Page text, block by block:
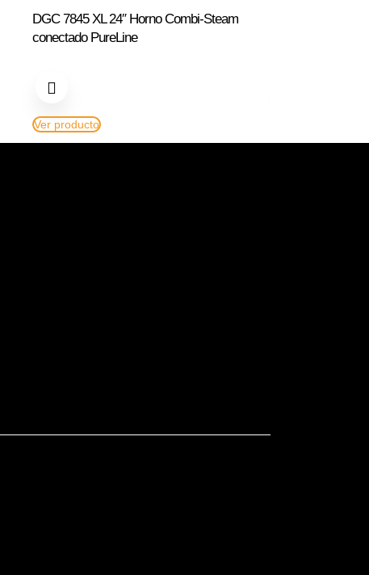
DGC 7845 XL 24″ Horno Combi-Steam
conectado PureLine
Ver producto